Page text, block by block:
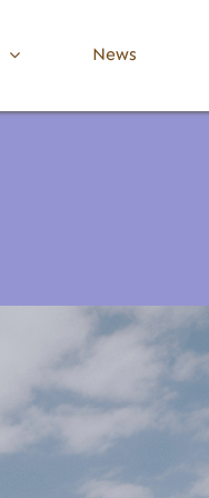
Villa Carcina
News